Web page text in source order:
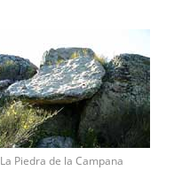
La Piedra de la Campana